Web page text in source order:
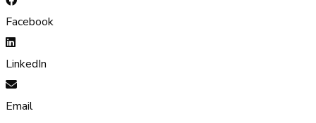
Facebook
LinkedIn
Email